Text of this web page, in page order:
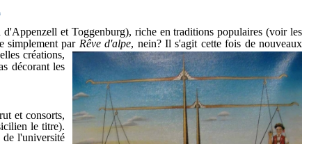
et Toggenburg), riche en traditions populaires (voir les
simplement par Rêve d'alpe, nein? Il s'agit cette fois de nouveaux
créations,
décorant les
et consorts,
le titre).
l'université